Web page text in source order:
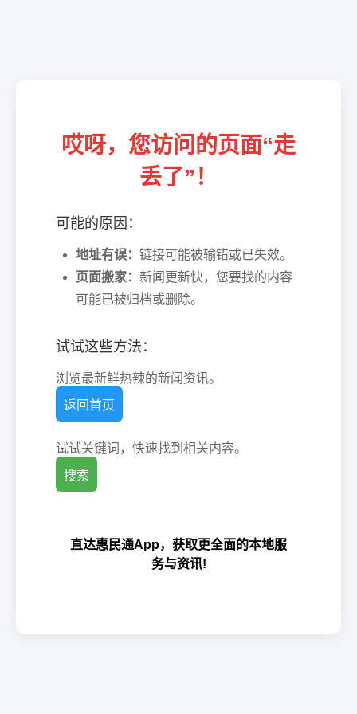
哎呀，您访问的页面“走
丢了”！
可能的原因：
地址有误： 链接可能被输错或已失效。
页面搬家： 新闻更新快，您要找的内容
可能已被归档或删除。
试试这些方法：
浏览最新鲜热辣的新闻资讯。
返回首页
试试关键词，快速找到相关内容。
搜索
直达惠民通App，获取更全面的本地服
务与资讯!